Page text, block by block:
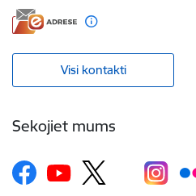
Visi kontakti
Sekojiet mums